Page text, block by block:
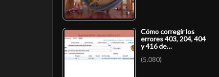
Cómo corregir los
errores 403, 204, 404
y 416 de…
(5.080)